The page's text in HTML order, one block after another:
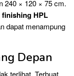
240 × 120 × 75 cm.
finishing HPL
dapat menampung
Depan
terlihat. Terbuat